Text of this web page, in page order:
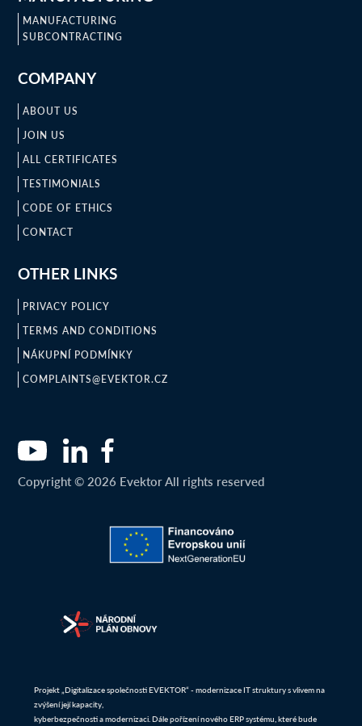
MANUFACTURING
SUBCONTRACTING
COMPANY
ABOUT US
JOIN US
ALL CERTIFICATES
TESTIMONIALS
CODE OF ETHICS
CONTACT
OTHER LINKS
PRIVACY POLICY
TERMS AND CONDITIONS
NÁKUPNÍ PODMÍNKY
COMPLAINTS@EVEKTOR.CZ
Copyright © 2026 Evektor All rights reserved
Projekt „Digitalizace společnosti EVEKTOR“ - modernizace IT struktury s vlivem na
zvýšení její kapacity,
kyberbezpečnosti a modernizaci. Dále pořízení nového ERP systému, které bude